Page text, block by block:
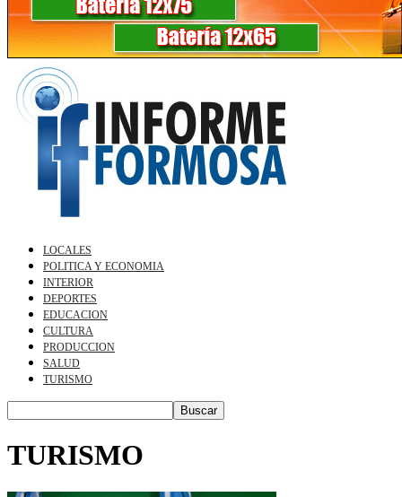
LOCALES
POLITICA Y ECONOMIA
INTERIOR
DEPORTES
EDUCACION
CULTURA
PRODUCCION
SALUD
TURISMO
TURISMO